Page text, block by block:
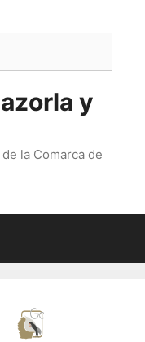
y
la Comarca de